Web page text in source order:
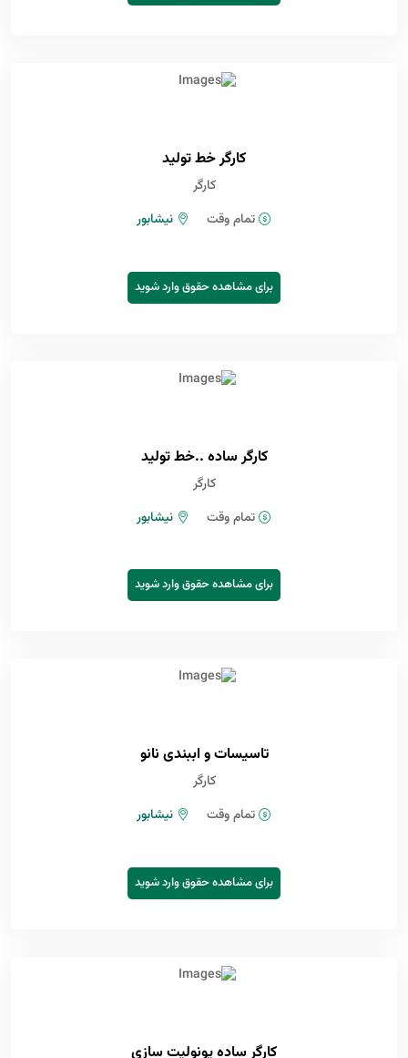
کارگر خط تولید
کارگر
تمام وقت
نیشابور
برای مشاهده حقوق وارد شوید
کارگر ساده ..خط تولید
کارگر
تمام وقت
نیشابور
برای مشاهده حقوق وارد شوید
تاسیسات و اببندی نانو
کارگر
تمام وقت
نیشابور
برای مشاهده حقوق وارد شوید
کارگر ساده یونولیت سازی